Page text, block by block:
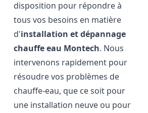
disposition pour répondre à
tous vos besoins en matière
d'installation et dépannage
chauffe eau Montech. Nous
intervenons rapidement pour
résoudre vos problèmes de
chauffe-eau, que ce soit pour
une installation neuve ou pour